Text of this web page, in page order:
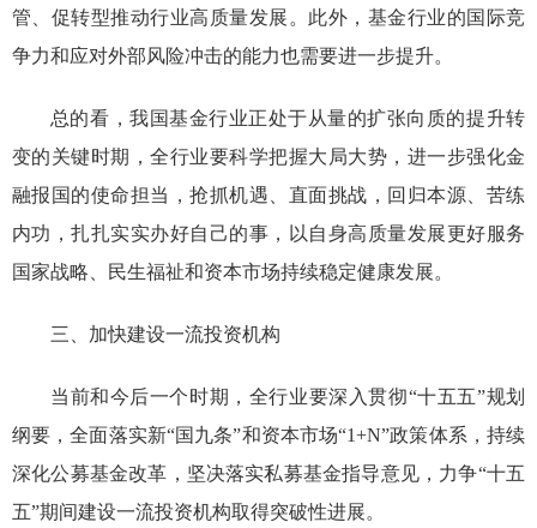
管、促转型推动行业高质量发展。此外，基金行业的国际竞
争力和应对外部风险冲击的能力也需要进一步提升。
总的看，我国基金行业正处于从量的扩张向质的提升转
变的关键时期，全行业要科学把握大局大势 ，进一步强化金
融报国的使命担当，抢抓机遇、直面挑战，回归本源、苦练
内功，扎扎实实办好自己的事 ， 以自身高质量发展更好服务
国家战略、民生福祉和资本市场持续稳定健康发展。
三、 加快建设一流投资机构
当前和今后一个时期，全行业要深入贯彻“十五五”规划
纲要，全面落实新“国九条”和资本市场“1+N”政策体系，持续
深化公募基金改革，坚决落实私募基金指导意见， 力争“十五
五”期间建设一流投资机构取得突破性进展。